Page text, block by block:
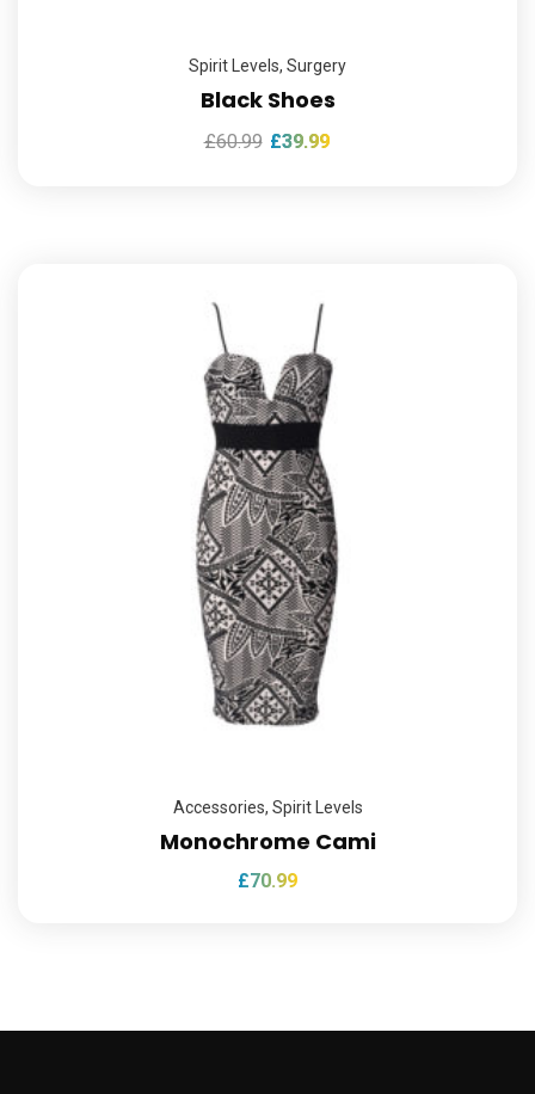
Spirit Levels, Surgery
Black Shoes
£60.99 £39.99
Accessories, Spirit Levels
Monochrome Cami
£70.99